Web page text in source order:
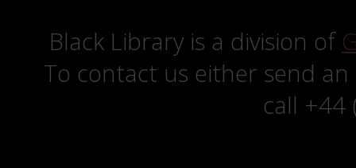
Black Library is a division of
To contact us either send
call +44